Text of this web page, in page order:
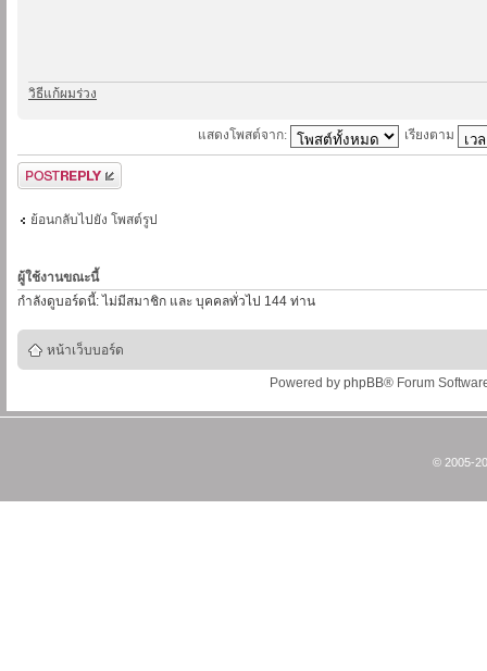
วิธีแก้ผมร่วง
แสดงโพสต์จาก: เรียงตาม
ตอบกระทู้
ย้อนกลับไปยัง โพสต์รูป
ผู้ใช้งานขณะนี้
กำลังดูบอร์ดนี้: ไม่มีสมาชิก และ บุคคลทั่วไป 144 ท่าน
หน้าเว็บบอร์ด
Powered by phpBB® Forum
© 2005-